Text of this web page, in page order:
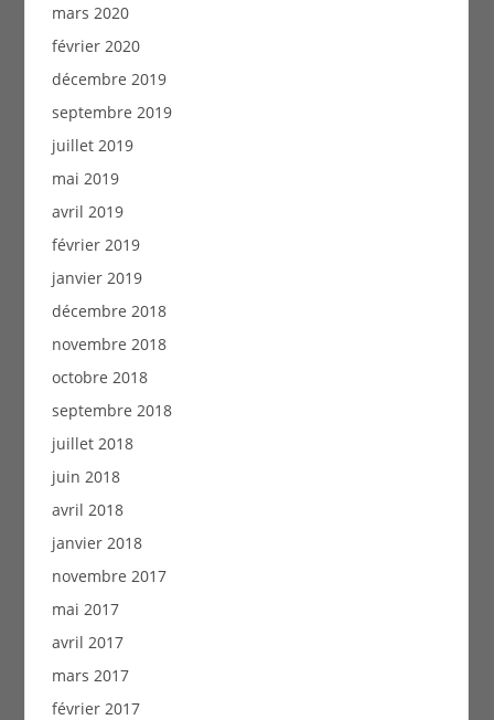
mars 2020
février 2020
décembre 2019
septembre 2019
juillet 2019
mai 2019
avril 2019
février 2019
janvier 2019
décembre 2018
novembre 2018
octobre 2018
septembre 2018
juillet 2018
juin 2018
avril 2018
janvier 2018
novembre 2017
mai 2017
avril 2017
mars 2017
février 2017